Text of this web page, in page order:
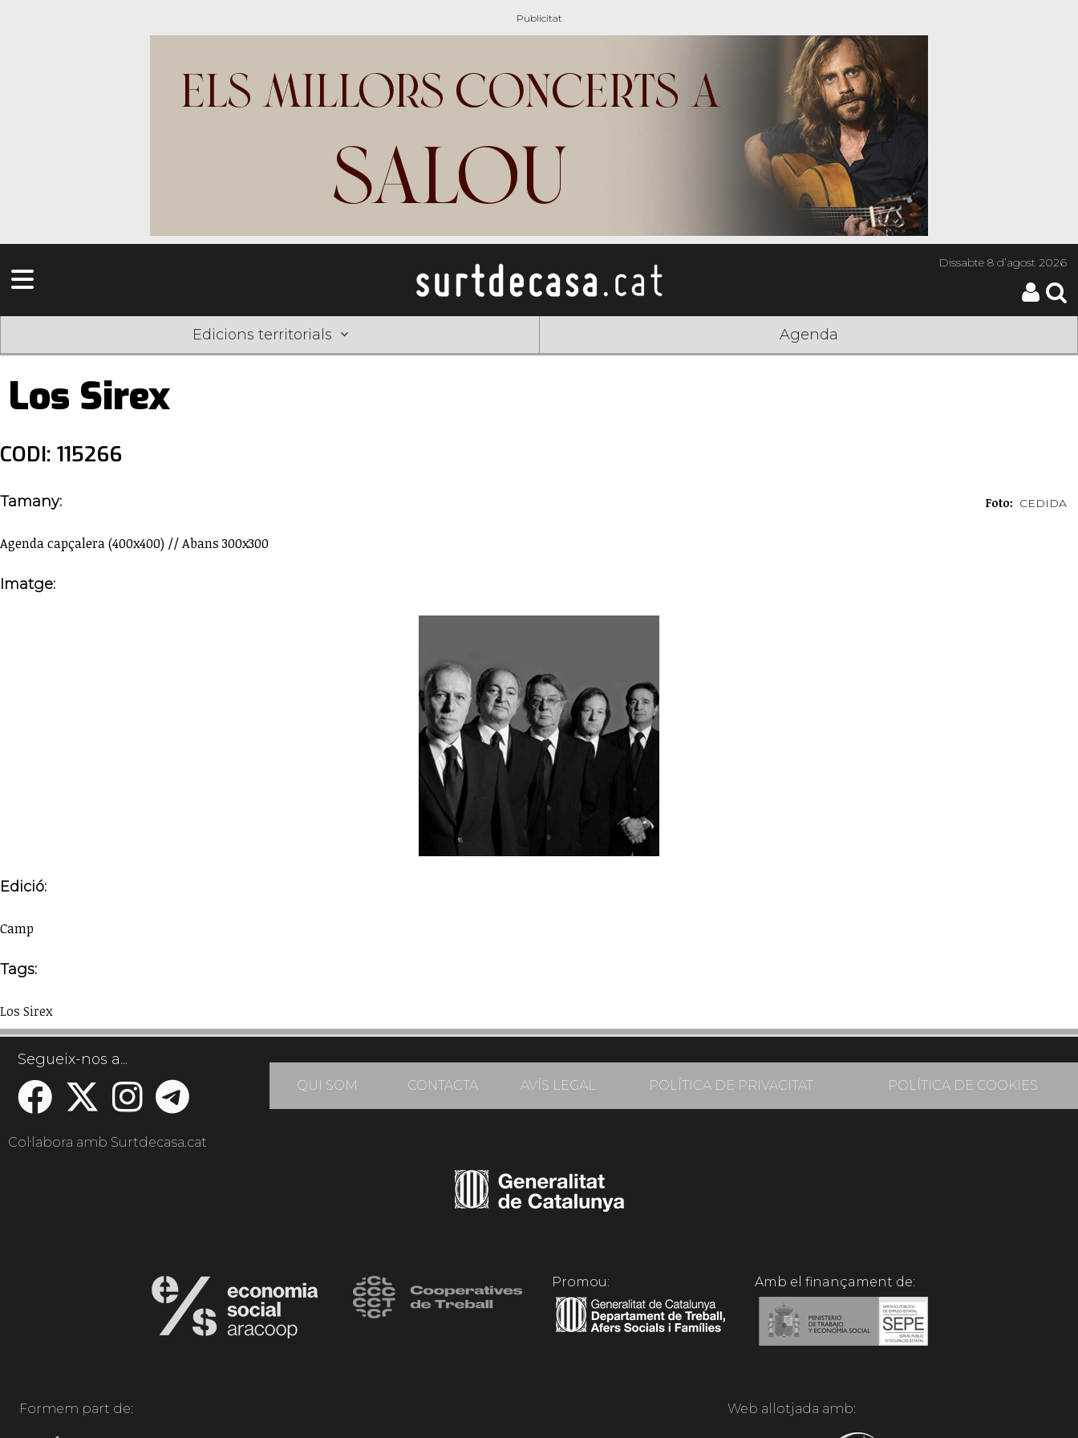
Dissabte8 d’agost 2026
Edicions territorials Agenda
Los Sirex
CODI: 115266
Foto: CEDIDA
Tamany:
Agenda capçalera (400x400) // Abans 300x300
Imatge:
Edició:
Camp
Tags:
Los Sirex
Segueix-nos a...
QUI SOM CONTACTA AVÍS LEGAL POLÍTICA DE PRIVACITAT POLÍTICA DE COOKIES
Col·labora amb Surtdecasa.cat
Promou: Amb el finançament de:
Formem part de: Web allotjada amb: